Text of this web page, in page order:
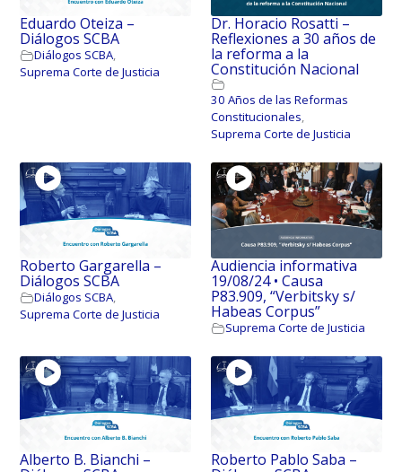
Eduardo Oteiza –
Diálogos SCBA
Diálogos SCBA,
Suprema Corte de Justicia
Dr. Horacio Rosatti –
Reflexiones a 30 años de
la reforma a la
Constitución Nacional
30 Años de las Reformas
Constitucionales,
Suprema Corte de Justicia
Roberto Gargarella –
Diálogos SCBA
Diálogos SCBA,
Suprema Corte de Justicia
Audiencia informativa
19/08/24 • Causa
P83.909, “Verbitsky s/
Habeas Corpus”
Suprema Corte de Justicia
Alberto B. Bianchi – Roberto Pablo Saba –